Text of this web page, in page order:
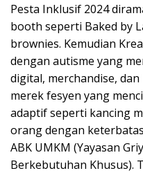
Pesta Inklusif 2024
booth seperti Baked by
brownies. Kemudian
dengan autisme yang
digital, merchandise,
merek fesyen yang
adaptif seperti kancing
orang dengan
ABK UMKM (Yayasan
Berkebutuhan Khusus).